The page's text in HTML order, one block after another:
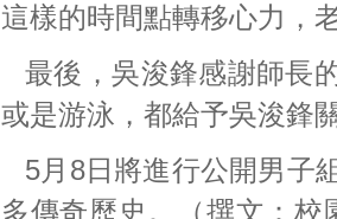
這樣的時間點轉移心力，
最後，吳浚鋒感謝師長
或是游泳，都給予吳浚鋒
5月8日將進行公開男子
多傳奇歷史。（撰文：